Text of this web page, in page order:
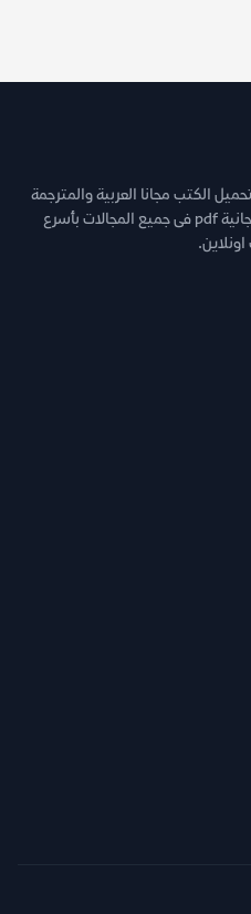
الكتب مجانا العربية والمترجمة
والروايات والقصص وغيرها من كتب مجانية pdf فى جميع المجالات بأسرع